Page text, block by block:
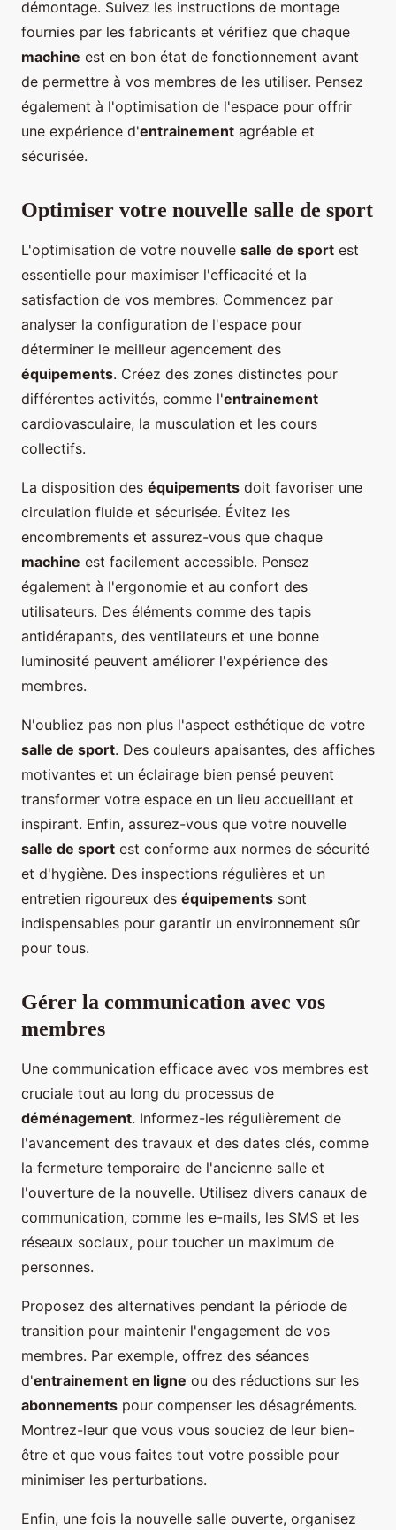
démontage. Suivez les instructions de montage
fournies par les fabricants et vérifiez que chaque
machine est en bon état de fonctionnement avant
de permettre à vos membres de les utiliser. Pensez
également à l'optimisation de l'espace pour offrir
une expérience d'entrainement agréable et
sécurisée.
Optimiser votre nouvelle salle de sport
L'optimisation de votre nouvelle salle de sport est
essentielle pour maximiser l'efficacité et la
satisfaction de vos membres. Commencez par
analyser la configuration de l'espace pour
déterminer le meilleur agencement des
équipements. Créez des zones distinctes pour
différentes activités, comme l'entrainement
cardiovasculaire, la musculation et les cours
collectifs.
La disposition des équipements doit favoriser une
circulation fluide et sécurisée. Évitez les
encombrements et assurez-vous que chaque
machine est facilement accessible. Pensez
également à l'ergonomie et au confort des
utilisateurs. Des éléments comme des tapis
antidérapants, des ventilateurs et une bonne
luminosité peuvent améliorer l'expérience des
membres.
N'oubliez pas non plus l'aspect esthétique de votre
salle de sport. Des couleurs apaisantes, des affiches
motivantes et un éclairage bien pensé peuvent
transformer votre espace en un lieu accueillant et
inspirant. Enfin, assurez-vous que votre nouvelle
salle de sport est conforme aux normes de sécurité
et d'hygiène. Des inspections régulières et un
entretien rigoureux des équipements sont
indispensables pour garantir un environnement sûr
pour tous.
Gérer la communication avec vos
membres
Une communication efficace avec vos membres est
cruciale tout au long du processus de
déménagement. Informez-les régulièrement de
l'avancement des travaux et des dates clés, comme
la fermeture temporaire de l'ancienne salle et
l'ouverture de la nouvelle. Utilisez divers canaux de
communication, comme les e-mails, les SMS et les
réseaux sociaux, pour toucher un maximum de
personnes.
Proposez des alternatives pendant la période de
transition pour maintenir l'engagement de vos
membres. Par exemple, offrez des séances
d'entrainement en ligne ou des réductions sur les
abonnements pour compenser les désagréments.
Montrez-leur que vous vous souciez de leur bien-
être et que vous faites tout votre possible pour
minimiser les perturbations.
Enfin, une fois la nouvelle salle ouverte, organisez